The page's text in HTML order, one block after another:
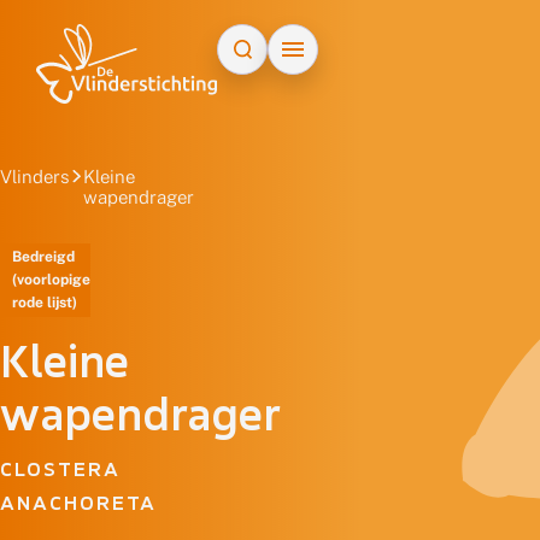
Vlinders
Kleine
wapendrager
Bedreigd
(voorlopige
rode lijst)
Kleine
wapendrager
CLOSTERA
ANACHORETA